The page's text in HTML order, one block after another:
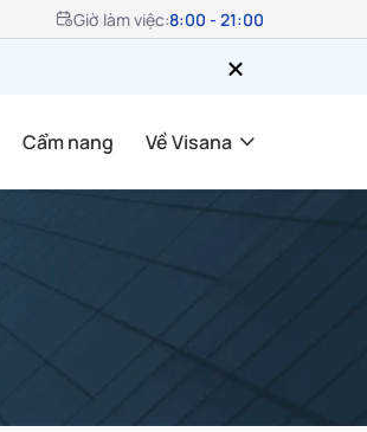
Giờ làm việc:8:00 - 21:00
Cẩm nang Về Visana